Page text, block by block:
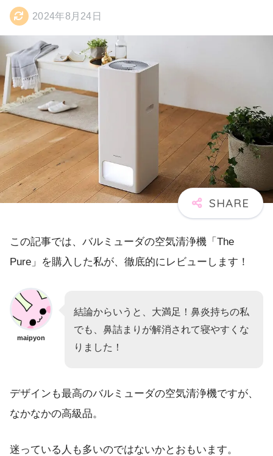
2024年8月24日
この記事では、バルミューダの空気清浄機「The
Pure」を購入した私が、徹底的にレビューします！
maipyon
結論からいうと、大満足！鼻炎持ちの私
でも、鼻詰まりが解消されて寝やすくな
りました！
デザインも最高のバルミューダの空気清浄機ですが、
なかなかの高級品。
迷っている人も多いのではないかとおもいます。